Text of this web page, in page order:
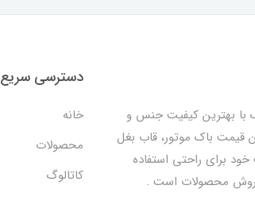
با بهترین کیفیت جنس و
باک موتور، قاب بغل
برای راحتی استفاده
فروش محصولات است .
دسترسی سریع
خانه
محصولات
کاتالوگ